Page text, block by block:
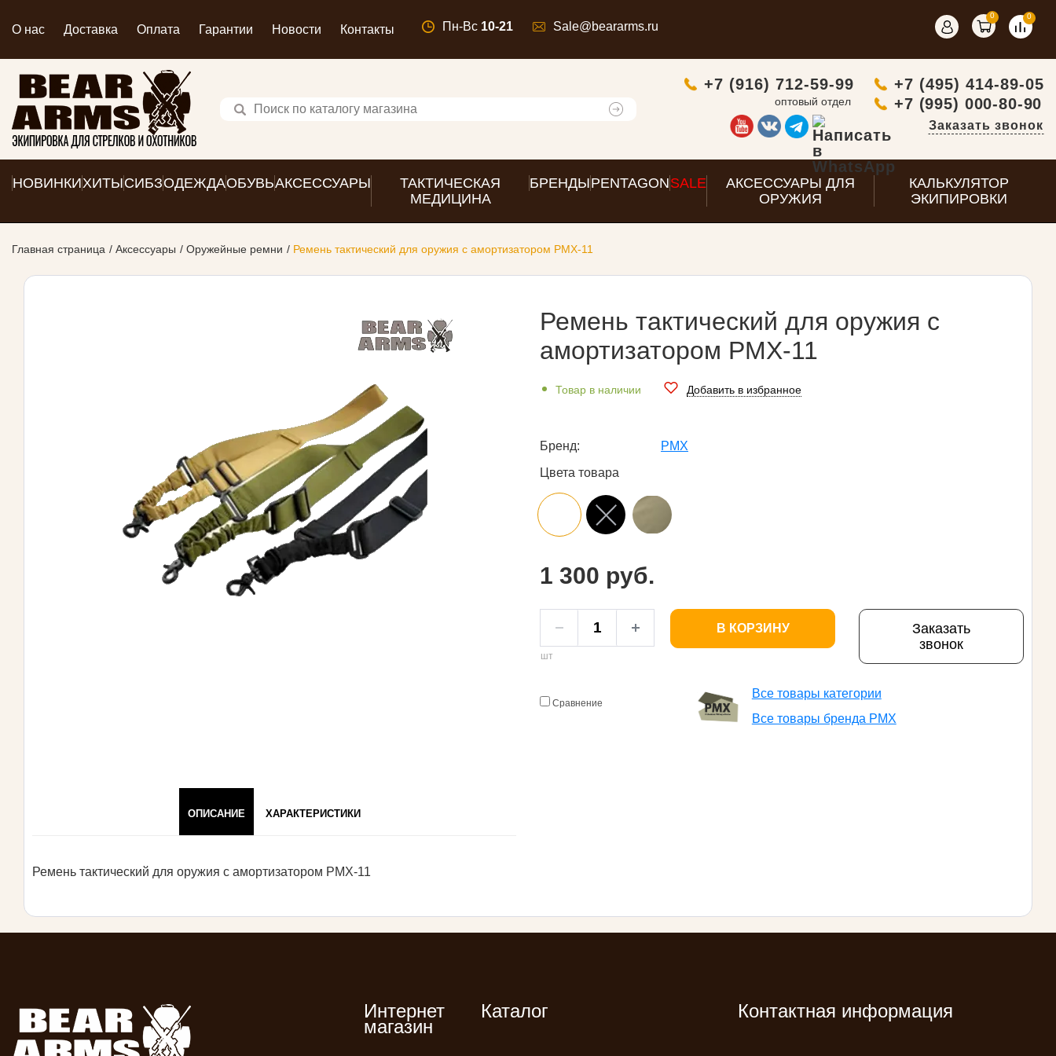
О нас Доставка Оплата Гарантии Новости Контакты Пн-Вс 10-21 Sale@beararms.ru
0 0
+7 (916) 712-59-99
оптовый отдел
+7 (495) 414-89-05
+7 (995) 000-80-90
Заказать звонок
НОВИНКИХИТЫСИБЗОДЕЖДАОБУВЬАКСЕССУАРЫ
ТАКТИЧЕСКАЯ
МЕДИЦИНА
БРЕНДЫPENTAGONSALE
АКСЕССУАРЫ ДЛЯ
ОРУЖИЯ
КАЛЬКУЛЯТОР
ЭКИПИРОВКИ
Главная страница Аксессуары Оружейные ремни Ремень тактический для оружия с амортизатором PMX-11
Ремень тактический для оружия с
амортизатором PMX-11
Товар в наличии Добавить в избранное
Бренд:
PMX
Цвета товара
1 300 руб.
шт
В КОРЗИНУ
Заказать
звонок
Сравнение
Все товары категории
Все товары бренда PMX
ОПИСАНИЕ ХАРАКТЕРИСТИКИ
Ремень тактический для оружия с амортизатором PMX-11
Интернет
магазин
Каталог Контактная информация